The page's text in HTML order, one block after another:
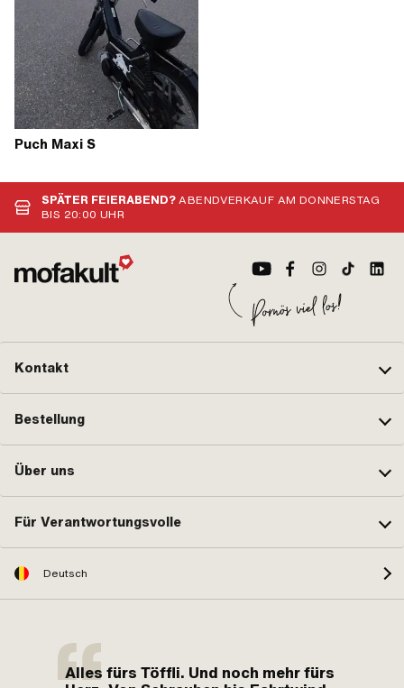
Puch Maxi S
SPÄTER FEIERABEND?ABENDVERKAUF AM DONNERSTAG
BIS 20:00 UHR
Kontakt
Bestellung
Über uns
Für Verantwortungsvolle
Deutsch
Alles fürs Töffli. Und noch mehr fürs